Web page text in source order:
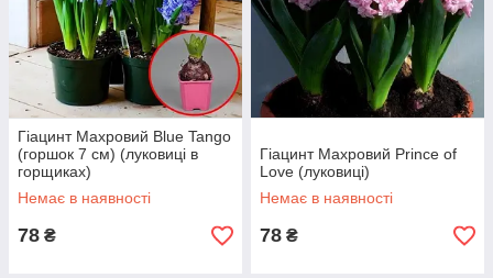
Гіацинт Махровий Blue Tango
(горшок 7 см) (луковиці в
горщиках)
Немає в наявності
78 ₴
Гіацинт Махровий Prince of
Love (луковиці)
Немає в наявності
78 ₴